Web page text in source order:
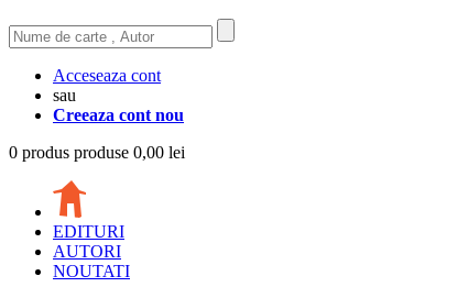
Acceseaza cont
sau
Creeaza cont nou
0 produs produse 0,00 lei
EDITURI
AUTORI
NOUTATI